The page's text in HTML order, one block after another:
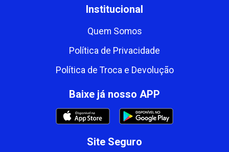
Institucional
Quem Somos
Política de Privacidade
Política de Troca e Devolução
Baixe já nosso APP
Site Seguro